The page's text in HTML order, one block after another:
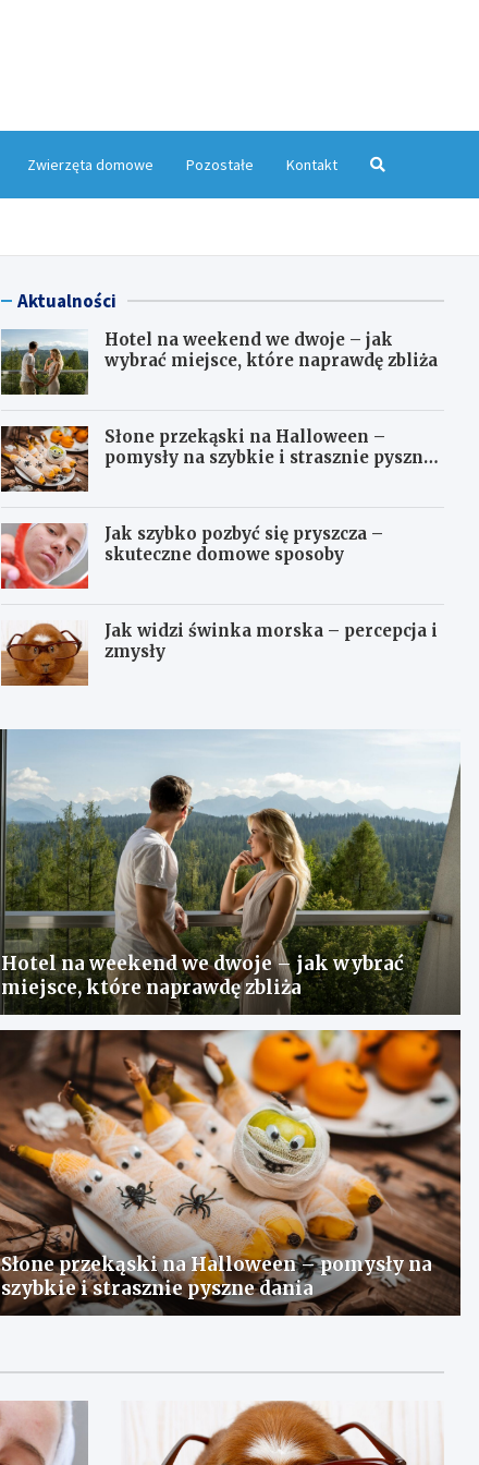
Zwierzęta domowe Pozostałe Kontakt
Aktualności
Hotel na weekend we dwoje – jak
wybrać miejsce, które naprawdę zbliża
Słone przekąski na Halloween –
pomysły na szybkie i strasznie pyszne
Jak szybko pozbyć się pryszcza –
skuteczne domowe sposoby
Jak widzi świnka morska – percepcja i
zmysły
Hotel na weekend we dwoje – jak wybrać
miejsce, które naprawdę zbliża
Słone przekąski na Halloween – pomysły na
szybkie i strasznie pyszne dania